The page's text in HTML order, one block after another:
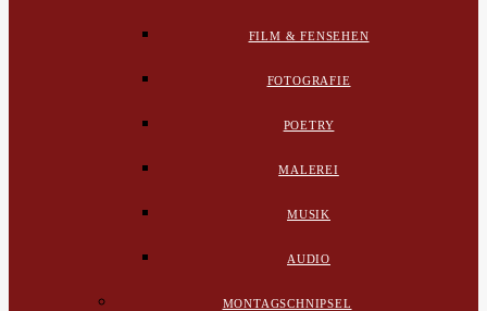
FILM & FENSEHEN
FOTOGRAFIE
POETRY
MALEREI
MUSIK
AUDIO
MONTAGSCHNIPSEL